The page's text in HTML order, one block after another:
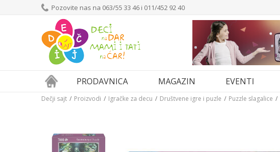
Pozovite nas na 063/55 33 46 i 011/452 92 40
PRODAVNICA MAGAZIN EVENTI
Dečji sajt Proizvodi Igračke za decu Društvene igre i puzle Puzzle slagalice